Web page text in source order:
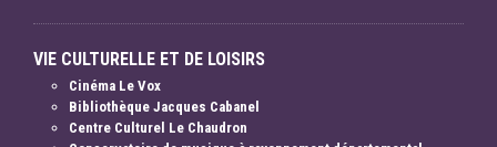
VIE CULTURELLE ET DE LOISIRS
Cinéma Le Vox
Bibliothèque Jacques Cabanel
Centre Culturel Le Chaudron